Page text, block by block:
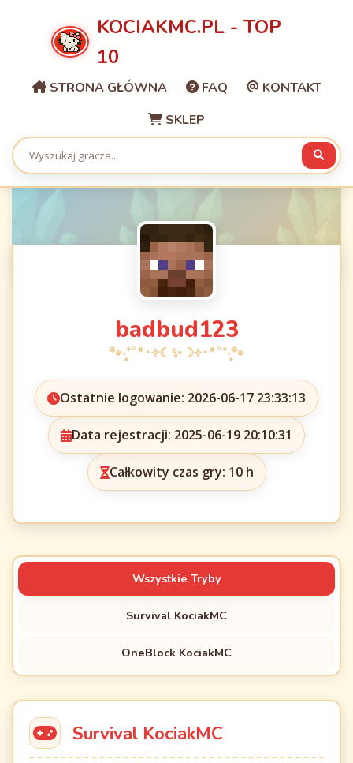
KOCIAKMC.PL - TOP
10
STRONA GŁÓWNA FAQ
KONTAKT
SKLEP
badbud123
Ostatnie logowanie: 2026-06-17 23:33:13
Data rejestracji: 2025-06-19 20:10:31
Całkowity czas gry: 10 h
Wszystkie Tryby
Survival KociakMC
OneBlock KociakMC
Survival KociakMC